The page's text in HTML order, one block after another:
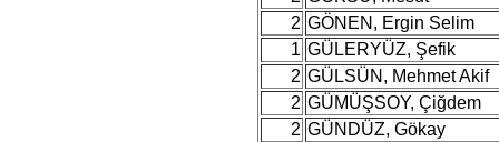
2 GÖNEN, Ergin Selim
1 GÜLERYÜZ, Şefik
2 GÜLSÜN, Mehmet Akif
2 GÜMÜŞSOY, Çiğdem
2 GÜNDÜZ, Gökay